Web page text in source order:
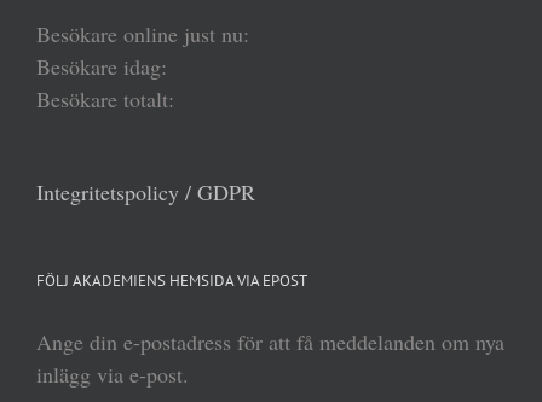
Besökare online just nu:
Besökare idag:
Besökare totalt:
Integritetspolicy / GDPR
FÖLJ AKADEMIENS HEMSIDA VIA EPOST
Ange din e-postadress för att få meddelanden om nya
inlägg via e-post.